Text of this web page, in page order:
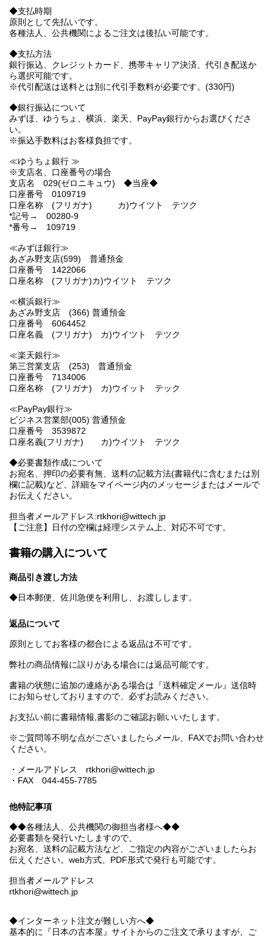
◆支払時期
原則として先払いです。
各種法人、公共機関によるご注文は後払い可能です。
◆支払方法
銀行振込、クレジットカード、携帯キャリア決済、代引き配送か
ら選択可能です。
※代引配送は送料とは別に代引手数料が必要です。(330円)
◆銀行振込について
みずほ、ゆうちょ、横浜、楽天、PayPay銀行からお選びくださ
い。
※振込手数料はお客様負担です。
≪ゆうちょ銀行 ≫
※支店名、口座番号の場合
支店名 029(ゼロニキュウ) ◆当座◆
口座番号 0109719
口座名称 (フリガナ) カ)ウイツト テツク
*記号→ 00280-9
*番号→ 109719
≪みずほ銀行≫
あざみ野支店(599) 普通預金
口座番号 1422066
口座名称 (フリガナ)カ)ウイツト テツク
≪横浜銀行≫
あざみ野支店 (366) 普通預金
口座番号 6064452
口座名義 (フリガナ) カ)ウイツト テツク
≪楽天銀行≫
第三営業支店 (253) 普通預金
口座番号 7134006
口座名称 (フリガナ) カ)ウイット テック
≪PayPay銀行≫
ビジネス営業部(005) 普通預金
口座番号 3539872
口座名義(フリガナ) カ)ウイツト テツク
◆必要書類作成について
お宛名、押印の必要有無、送料の記載方法(書籍代に含むまたは別
欄に記載)など、詳細をマイページ内のメッセージまたはメールで
お伝えください。
担当者メールアドレス:rtkhori@wittech.jp
【ご注意】日付の空欄は経理システム上、対応不可です。
書籍の購入について
商品引き渡し方法
◆日本郵便、佐川急便を利用し、お渡しします。
返品について
原則としてお客様の都合による返品は不可です。
弊社の商品情報に誤りがある場合には返品可能です。
書籍の状態に追加の連絡がある場合は『送料確定メール』送信時
にお知らせしておりますので、必ずお読みください。
お支払い前に書籍情報,書影のご確認お願いいたします。
※ご質問等不明な点がございましたらメール、FAXでお問い合わせ
ください。
・メールアドレス rtkhori@wittech.jp
・FAX 044-455-7785
他特記事項
◆◆各種法人、公共機関の御担当者様へ◆◆
必要書類を発行いたしますので、
お宛名、送料の記載方法など、ご指定の内容がございましたらお
伝えください。web方式、PDF形式で発行も可能です。
担当者メールアドレス
rtkhori@wittech.jp
◆インターネット注文が難しい方へ◆
基本的に『日本の古本屋』サイトからのご注文で承りますが、ご